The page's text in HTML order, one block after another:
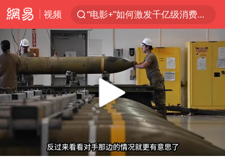
视频
“电影+”如何激发千亿级消费新活力？
台风白海豚中心风力增强
日本试射“战斧”导弹，国防部回应
四川宜宾市高县4.9级地震致1人死亡
向鹏0-3不敌张本智和
百花奖开幕式
Play
07:19